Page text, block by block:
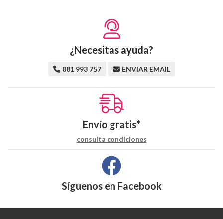
¿Necesitas ayuda?
881 993 757 ENVIAR EMAIL
Envío gratis*
consulta condiciones
Síguenos en Facebook